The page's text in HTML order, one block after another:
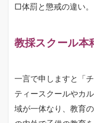
□体罰と懲戒の違い。
教採スクール本
一言で申しますと「
ティースクールやカ
域が一体なり、教育